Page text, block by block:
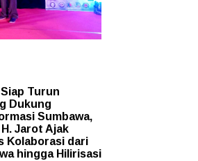
Turun
Dukung
Sumbawa,
Jarot Ajak
Kolaborasi dari
hingga Hilirisasi